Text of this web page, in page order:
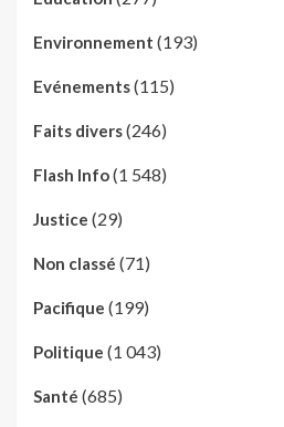
Environnement (193)
Evénements(115)
Faits divers(246)
Flash Info(1 548)
Justice (29)
Non classé (71)
Pacifique (199)
Politique (1 043)
Santé (685)